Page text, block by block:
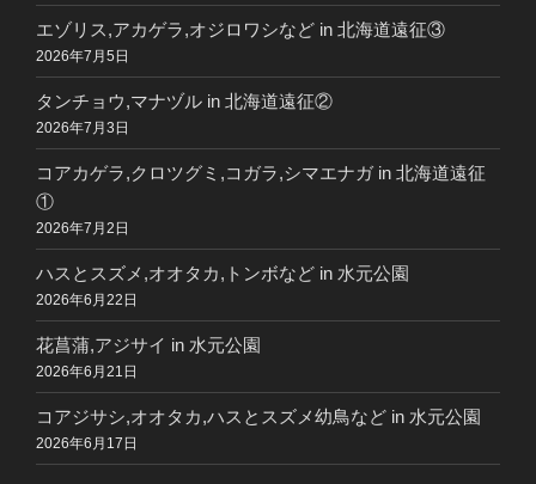
エゾリス,アカゲラ,オジロワシなど in 北海道遠征③
2026年7月5日
タンチョウ,マナヅル in 北海道遠征②
2026年7月3日
コアカゲラ,クロツグミ,コガラ,シマエナガ in 北海道遠征
①
2026年7月2日
ハスとスズメ,オオタカ,トンボなど in 水元公園
2026年6月22日
花菖蒲,アジサイ in 水元公園
2026年6月21日
コアジサシ,オオタカ,ハスとスズメ幼鳥など in 水元公園
2026年6月17日